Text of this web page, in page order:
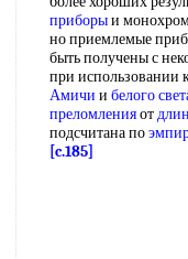
приборыи
но приемлемые
быть получены с
при использовании
Амичи и белого
преломленияот
подсчитана по
[c.185]